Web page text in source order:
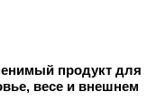
продукт для
весе и внешнем